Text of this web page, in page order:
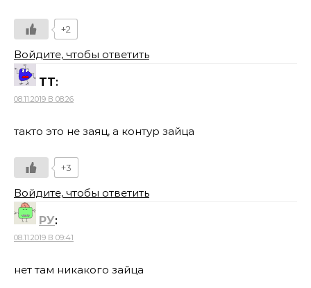
+2
Войдите, чтобы ответить
ТТ:
08.11.2019 В 08:26
такто это не заяц, а контур зайца
+3
Войдите, чтобы ответить
РУ:
08.11.2019 В 09:41
нет там никакого зайца